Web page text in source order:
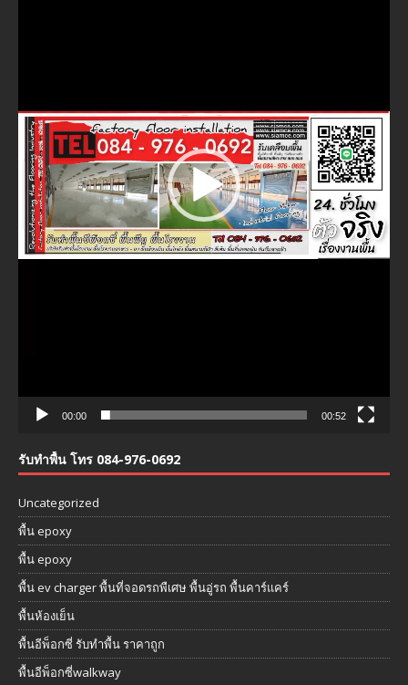
00:00 00:52
รับทำพื้น โทร 084-976-0692
Uncategorized
พื้น epoxy
พื้น epoxy
พื้น ev charger พื้นที่จอดรถพืเศษ พื้นอู่รถ พื้นคาร์แคร์
พื้นห้องเย็น
พื้นอีพ็อกซี่ รับทำพื้น ราคาถูก
พื้นอีพ็อกซี่walkway